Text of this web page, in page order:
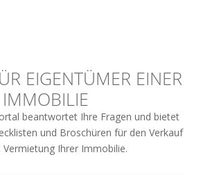
EIGENTÜMER EINER
IMMOBILIE
beantwortet Ihre Fragen und bietet
und Broschüren für den Verkauf
Vermietung Ihrer Immobilie.